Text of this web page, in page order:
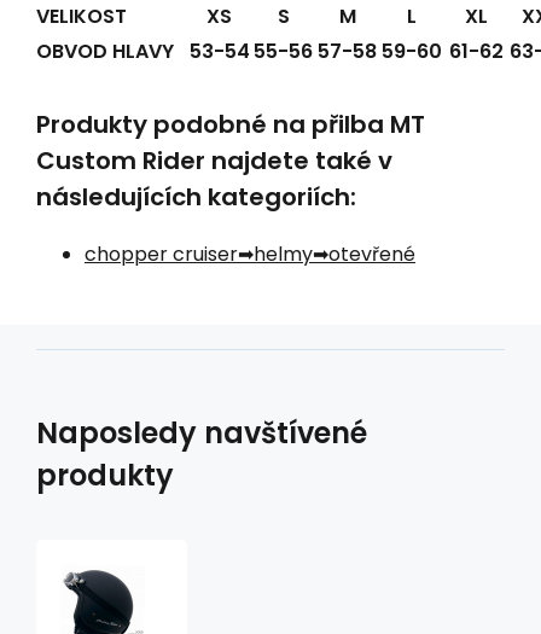
VELIKOST XS S M L XL
OBVOD HLAVY
53-54 55-56 57-58 59-60 61-62
Produkty podobné na přilba MT
Custom Rider najdete také v
následujících kategoriích:
chopper cruiser helmy otevřené
Naposledy navštívené
produkty